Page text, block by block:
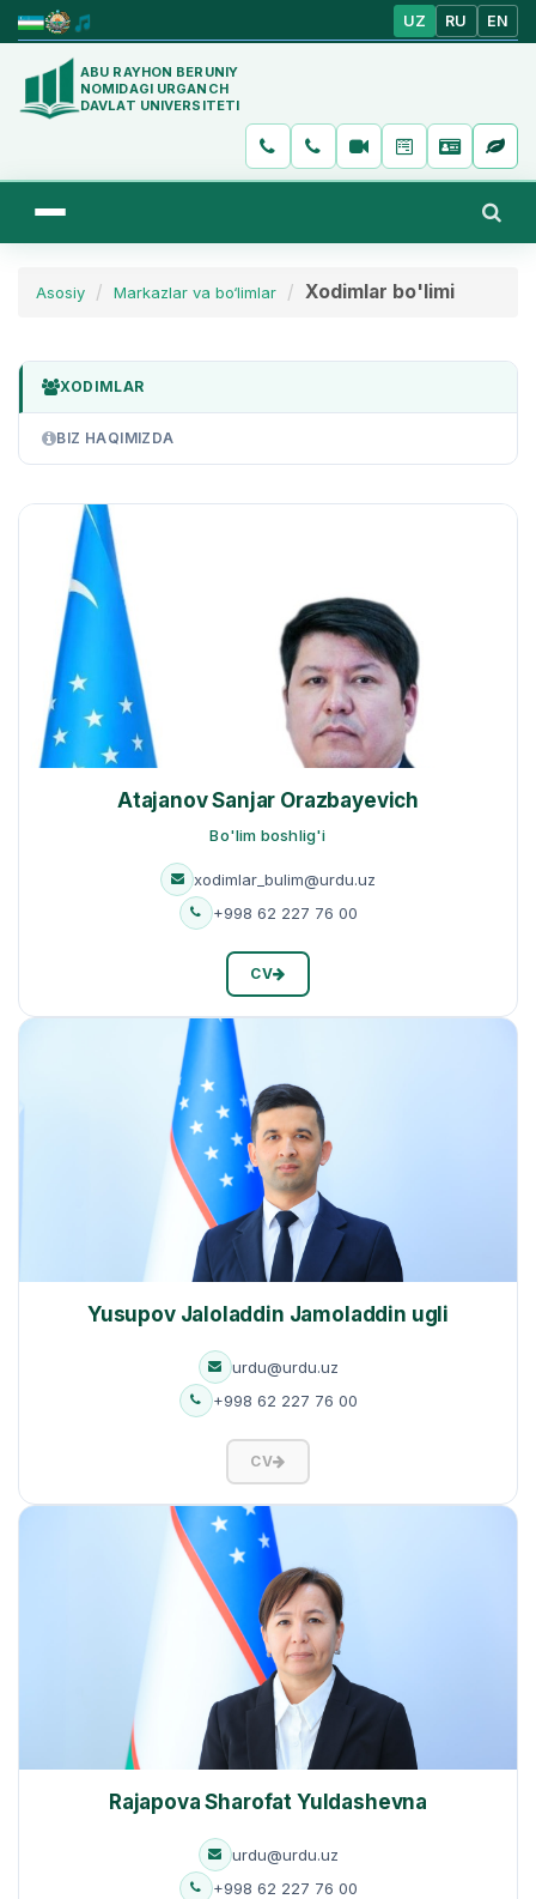
UZ RU EN
ABU RAYHON BERUNIY
NOMIDAGI URGANCH
DAVLAT UNIVERSITETI
Asosiy Markazlar va bo‘limlar Xodimlar bo'limi
XODIMLAR
BIZ HAQIMIZDA
Atajanov Sanjar Orazbayevich
Bo'lim boshlig'i
xodimlar_bulim@urdu.uz
+998 62 227 76 00
CV
Yusupov Jaloladdin Jamoladdin ugli
urdu@urdu.uz
+998 62 227 76 00
CV
Rajapova Sharofat Yuldashevna
urdu@urdu.uz
+998 62 227 76 00